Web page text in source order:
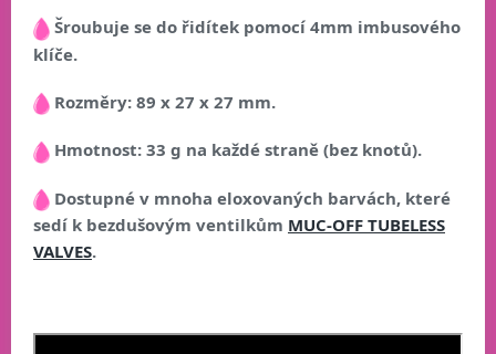
Šroubuje se do řidítek pomocí 4mm imbusového
klíče.
Rozměry: 89 x 27 x 27 mm.
Hmotnost: 33 g na každé straně (bez knotů).
Dostupné v mnoha eloxovaných barvách, které
sedí k bezdušovým ventilkům MUC-OFF TUBELESS
VALVES.